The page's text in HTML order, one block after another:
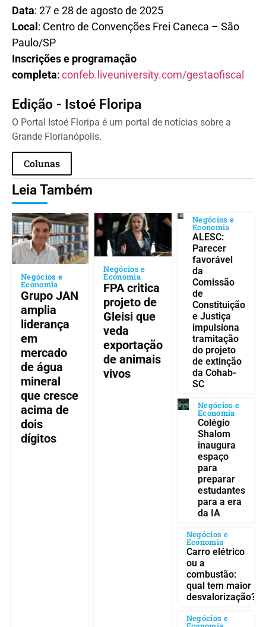
Data: 27 e 28 de agosto de 2025
Local : Centro de Convenções Frei Caneca – São
Paulo/SP
Inscrições e programação
completa: confeb.liveuniversity.com/gestaofiscal
Edição - Istoé Floripa
O Portal Istoé Floripa é um portal de notícias sobre a
Grande Florianópolis.
Colunas
Leia Também
Negócios e
Economia
Grupo JAN
amplia
liderança
em
mercado
de água
mineral
que cresce
acima de
dois
dígitos
Negócios e
Economia
FPA critica
projeto de
Gleisi que
veda
exportação
de animais
vivos
Negócios e
Economia
ALESC:
Parecer
favorável
da
Comissão
de
Constituição
e Justiça
impulsiona
tramitação
do projeto
de extinção
da Cohab-
SC
Negócios e
Economia
Colégio
Shalom
inaugura
espaço
para
preparar
estudantes
para a era
da IA
Negócios e
Economia
Carro elétrico
ou a
combustão:
qual tem maior
desvalorização?
Negócios e